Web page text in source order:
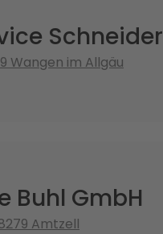
Schneider
Wangen im Allgäu
Buhl GmbH
Amtzell